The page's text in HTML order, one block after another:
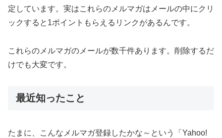
定しています。実はこれらのメルマガはメールの中にクリ
ックすると1ポイントもらえるリンクがあるんです。
これらのメルマガのメールが数千件あります。削除するだ
けでも大変です。
最近知ったこと
たまに、こんなメルマガ登録したかな～という「Yahoo!